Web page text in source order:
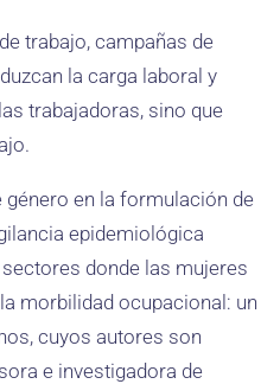
trabajo, campañas de
la carga laboral y
trabajadoras, sino que
en la formulación de
epidemiológica
donde las mujeres
morbilidad ocupacional: un
cuyos autores son
e investigadora de